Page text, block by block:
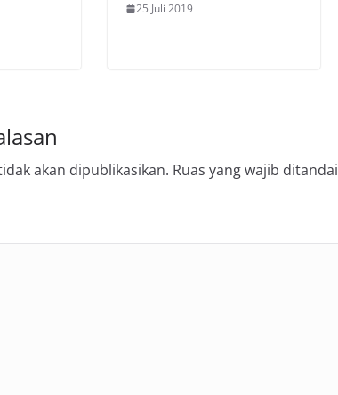
25 Juli 2019
akan dipublikasikan. Ruas yang wajib ditandai